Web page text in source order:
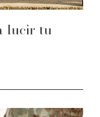
lucir tu